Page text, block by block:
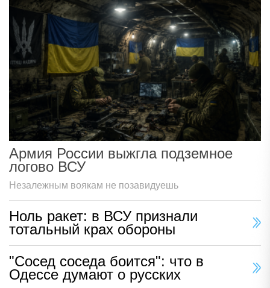
Армия России выжгла подземное
логово ВСУ
Незалежным воякам не позавидуешь
Ноль ракет: в ВСУ признали
тотальный крах обороны
"Сосед соседа боится": что в
Одессе думают о русских